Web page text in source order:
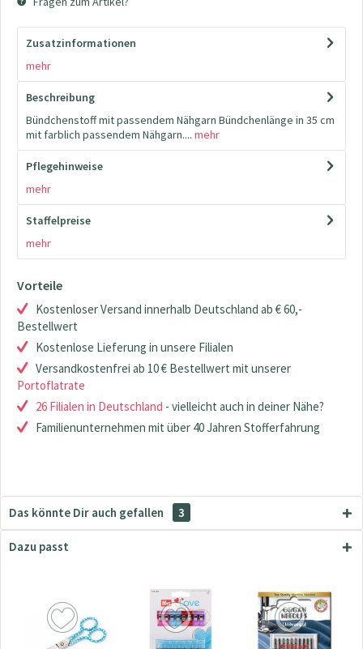
Zusatzinformationen
mehr
Beschreibung
Bündchenstoff mit passendem Nähgarn Bündchenlänge in 35 cm
mit farblich passendem Nähgarn.... mehr
Pflegehinweise
mehr
Staffelpreise
mehr
Vorteile
Kostenloser Versand innerhalb Deutschland ab € 60,-
Bestellwert
Kostenlose Lieferung in unsere Filialen
Versandkostenfrei ab 10 € Bestellwert mit unserer
Portoflatrate
26 Filialen in Deutschland - vielleicht auch in deiner Nähe?
Familienunternehmen mit über 40 Jahren Stofferfahrung
Das könnte Dir auch gefallen 3
Dazu passt